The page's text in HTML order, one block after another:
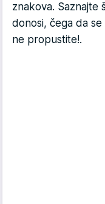
znakova. Saznajte
donosi, čega da
ne propustite!.